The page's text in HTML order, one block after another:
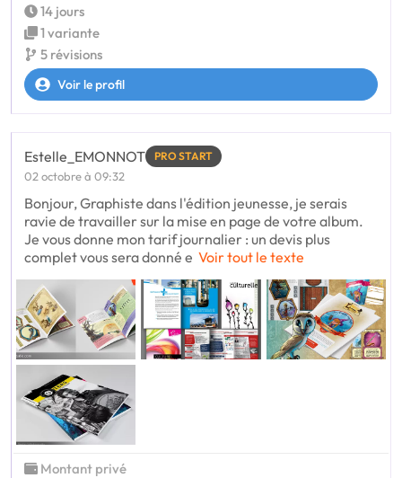
14 jours
1 variante
5 révisions
Voir le profil
Estelle_EMONNOT PRO START
02 octobre à 09:32
Bonjour, Graphiste dans l'édition jeunesse, je serais
ravie de travailler sur la mise en page de votre album.
Je vous donne mon tarif journalier : un devis plus
complet vous sera donné e Voir tout le texte
Montant privé